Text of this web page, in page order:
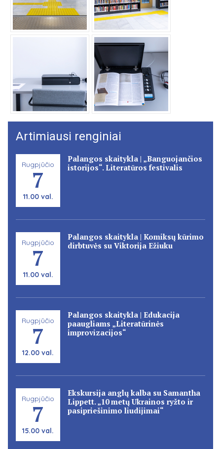
Artimiausi renginiai
Rugpjūčio
7
11.00 val.
Palangos skaitykla | „Banguojančios
istorijos“. Literatūros festivalis
Rugpjūčio
7
11.00 val.
Palangos skaitykla | Komiksų kūrimo
dirbtuvės su Viktorija Ežiuku
Rugpjūčio
7
12.00 val.
Palangos skaitykla | Edukacija
paaugliams „Literatūrinės
improvizacijos“
Rugpjūčio
7
15.00 val.
Ekskursija anglų kalba su Samantha
Lippett. „10 metų Ukrainos ryžto ir
pasipriešinimo liudijimai“